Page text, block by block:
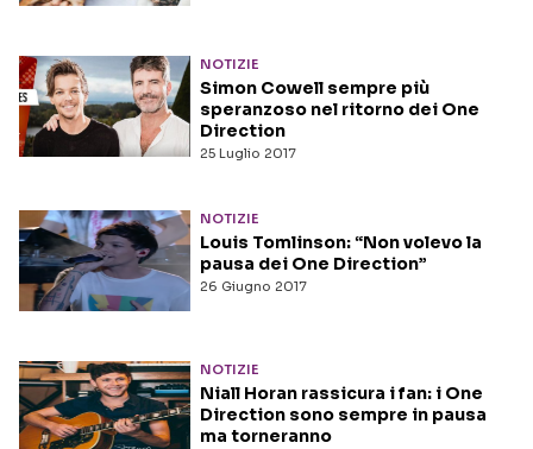
NOTIZIE
25 Luglio 2017
Simon Cowell sempre più
speranzoso nel ritorno dei One
Direction
NOTIZIE
26 Giugno 2017
Louis Tomlinson: “Non volevo la
pausa dei One Direction”
NOTIZIE
Niall Horan rassicura i fan: i One
Direction sono sempre in pausa
ma torneranno